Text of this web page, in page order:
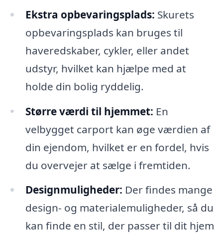
Ekstra opbevaringsplads: Skurets
opbevaringsplads kan bruges til
haveredskaber, cykler, eller andet
udstyr, hvilket kan hjælpe med at
holde din bolig ryddelig.
Større værdi til hjemmet: En
velbygget carport kan øge værdien af
din ejendom, hvilket er en fordel, hvis
du overvejer at sælge i fremtiden.
Designmuligheder: Der findes mange
design- og materialemuligheder, så du
kan finde en stil, der passer til dit hjem